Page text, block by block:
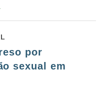
por
sexual em